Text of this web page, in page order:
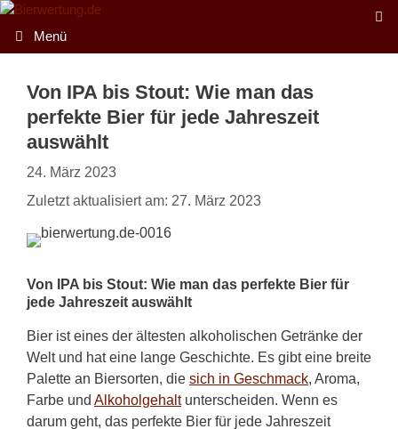
Zum
Inhalt
springen
Menü
Von IPA bis Stout: Wie man das
perfekte Bier für jede Jahreszeit
auswählt
24. März 2023
Zuletzt aktualisiert am: 27. März 2023
Von IPA bis Stout: Wie man das perfekte Bier für
jede Jahreszeit auswählt
Bier ist eines der ältesten alkoholischen Getränke der
Welt und hat eine lange Geschichte. Es gibt eine breite
Palette an Biersorten, die sich in Geschmack, Aroma,
Farbe und Alkoholgehaltunterscheiden. Wenn es
darum geht, das perfekte Bier für jede Jahreszeit